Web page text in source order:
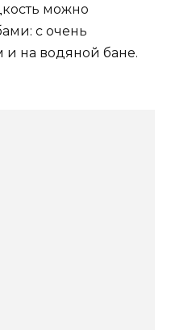
можно
с очень
на водяной бане.